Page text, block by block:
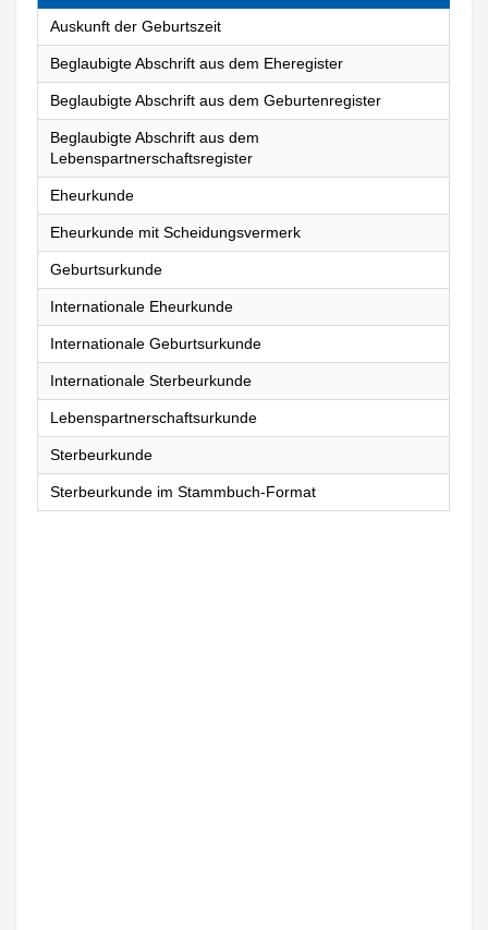
Auskunft der Geburtszeit
Beglaubigte Abschrift aus dem Eheregister
Beglaubigte Abschrift aus dem Geburtenregister
Beglaubigte Abschrift aus dem
Lebenspartnerschaftsregister
Eheurkunde
Eheurkunde mit Scheidungsvermerk
Geburtsurkunde
Internationale Eheurkunde
Internationale Geburtsurkunde
Internationale Sterbeurkunde
Lebenspartnerschaftsurkunde
Sterbeurkunde
Sterbeurkunde im Stammbuch-Format